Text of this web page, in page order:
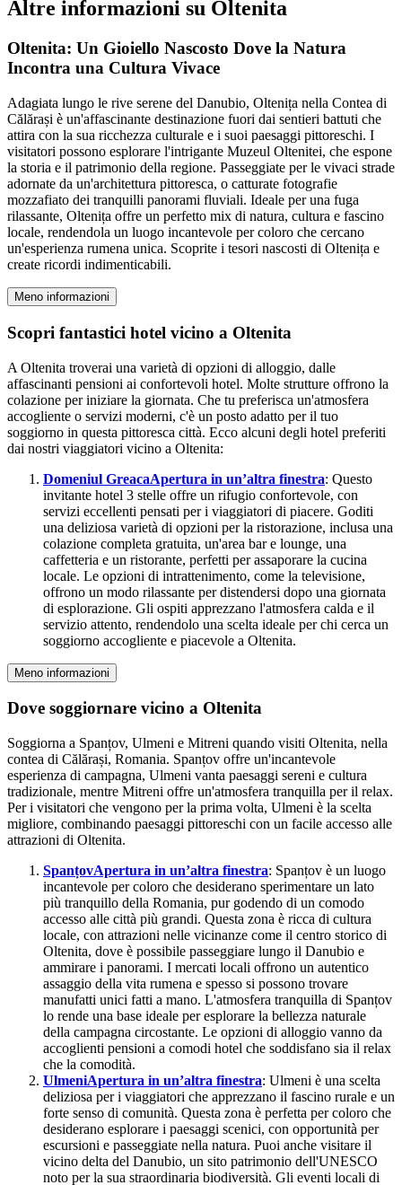
Altre informazioni su Oltenita
Oltenita: Un Gioiello Nascosto Dove la Natura
Incontra una Cultura Vivace
Adagiata lungo le rive serene del Danubio, Oltenița nella Contea di
Călărași è un'affascinante destinazione fuori dai sentieri battuti che
attira con la sua ricchezza culturale e i suoi paesaggi pittoreschi. I
visitatori possono esplorare l'intrigante Muzeul Oltenitei, che espone
la storia e il patrimonio della regione. Passeggiate per le vivaci strade
adornate da un'architettura pittoresca, o catturate fotografie
mozzafiato dei tranquilli panorami fluviali. Ideale per una fuga
rilassante, Oltenița offre un perfetto mix di natura, cultura e fascino
locale, rendendola un luogo incantevole per coloro che cercano
un'esperienza rumena unica. Scoprite i tesori nascosti di Oltenița e
create ricordi indimenticabili.
Meno informazioni
Scopri fantastici hotel vicino a Oltenita
A Oltenita troverai una varietà di opzioni di alloggio, dalle
affascinanti pensioni ai confortevoli hotel. Molte strutture offrono la
colazione per iniziare la giornata. Che tu preferisca un'atmosfera
accogliente o servizi moderni, c'è un posto adatto per il tuo
soggiorno in questa pittoresca città. Ecco alcuni degli hotel preferiti
dai nostri viaggiatori vicino a Oltenita:
Domeniul GreacaApertura in un’altra finestra: Questo
invitante hotel 3 stelle offre un rifugio confortevole, con
servizi eccellenti pensati per i viaggiatori di piacere. Goditi
una deliziosa varietà di opzioni per la ristorazione, inclusa una
colazione completa gratuita, un'area bar e lounge, una
caffetteria e un ristorante, perfetti per assaporare la cucina
locale. Le opzioni di intrattenimento, come la televisione,
offrono un modo rilassante per distendersi dopo una giornata
di esplorazione. Gli ospiti apprezzano l'atmosfera calda e il
servizio attento, rendendolo una scelta ideale per chi cerca un
soggiorno accogliente e piacevole a Oltenita.
Meno informazioni
Dove soggiornare vicino a Oltenita
Soggiorna a Spanțov, Ulmeni e Mitreni quando visiti Oltenita, nella
contea di Călărași, Romania. Spanțov offre un'incantevole
esperienza di campagna, Ulmeni vanta paesaggi sereni e cultura
tradizionale, mentre Mitreni offre un'atmosfera tranquilla per il relax.
Per i visitatori che vengono per la prima volta, Ulmeni è la scelta
migliore, combinando paesaggi pittoreschi con un facile accesso alle
attrazioni di Oltenita.
SpanțovApertura in un’altra finestra: Spanțov è un luogo
incantevole per coloro che desiderano sperimentare un lato
più tranquillo della Romania, pur godendo di un comodo
accesso alle città più grandi. Questa zona è ricca di cultura
locale, con attrazioni nelle vicinanze come il centro storico di
Oltenita, dove è possibile passeggiare lungo il Danubio e
ammirare i panorami. I mercati locali offrono un autentico
assaggio della vita rumena e spesso si possono trovare
manufatti unici fatti a mano. L'atmosfera tranquilla di Spanțov
lo rende una base ideale per esplorare la bellezza naturale
della campagna circostante. Le opzioni di alloggio vanno da
accoglienti pensioni a comodi hotel che soddisfano sia il relax
che la comodità.
UlmeniApertura in un’altra finestra: Ulmeni è una scelta
deliziosa per i viaggiatori che apprezzano il fascino rurale e un
forte senso di comunità. Questa zona è perfetta per coloro che
desiderano esplorare i paesaggi scenici, con opportunità per
escursioni e passeggiate nella natura. Puoi anche visitare il
vicino delta del Danubio, un sito patrimonio dell'UNESCO
noto per la sua straordinaria biodiversità. Gli eventi locali di